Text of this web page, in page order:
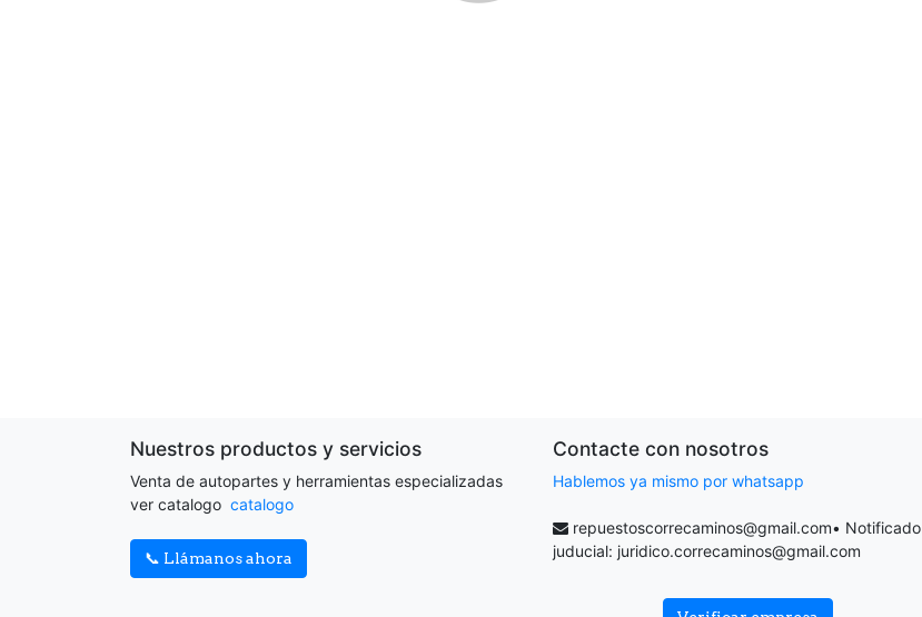
Nuestros productos y servicios
Venta de autopartes y herramientas especializadas
ver catalogo catalogo
📞 Llámanos ahora
Contacte con nosotros
Hablemos ya mismo por whatsapp
repuestoscorrecaminos@gmail.com• Notificado
juducial: juridico.correcaminos@gmail.com